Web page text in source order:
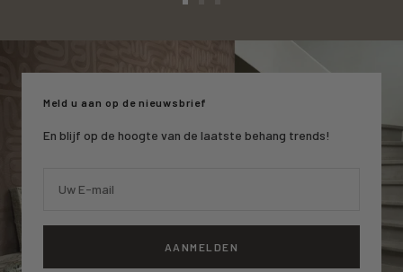
1
2
slide
3
Meld u aan op de nieuwsbrief
En blijf op de hoogte van de laatste behang trends!
Uw E-mail
AANMELDEN